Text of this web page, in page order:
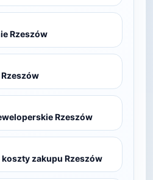
Rzeszów
Rzeszów
zakupu Rzeszów